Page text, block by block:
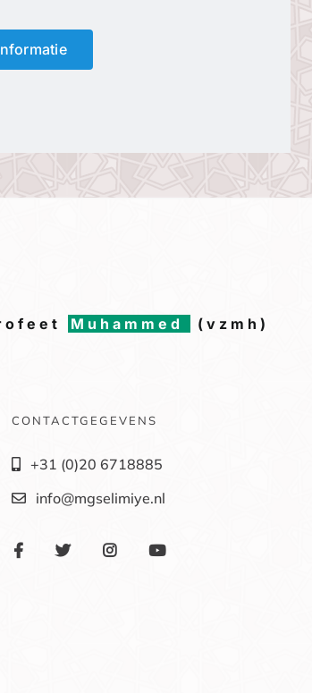
Muhammed (vzmh)
CONTACTGEGEVENS
+31 (0)20 6718885
info@mgselimiye.nl